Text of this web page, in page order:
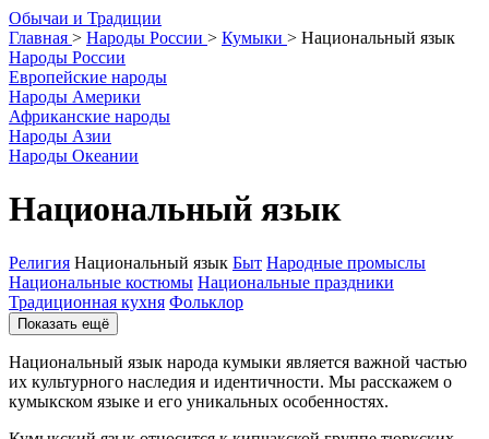
Обычаи и Традиции
Главная > Народы России > Кумыки > Национальный язык
Народы России
Европейские народы
Народы Америки
Африканские народы
Народы Азии
Народы Океании
Национальный язык
Религия Национальный язык Быт Народные промыслы
Национальные костюмы Национальные праздники
Традиционная кухня Фольклор
Показать ещё
Национальный язык народа кумыки является важной частью
их культурного наследия и идентичности. Мы расскажем о
кумыкском языке и его уникальных особенностях.